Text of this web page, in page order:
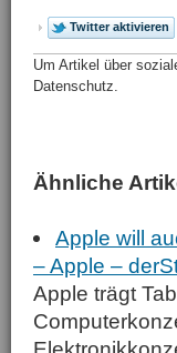
Twitter aktivieren
Um Artikel über
Datenschutz.
Ähnliche
Apple will
– Apple –
Apple trägt